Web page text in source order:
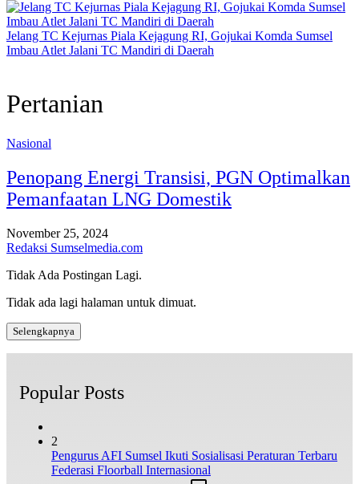
Jelang TC Kejurnas Piala Kejagung RI, Gojukai Komda Sumsel
Imbau Atlet Jalani TC Mandiri di Daerah
Pertanian
Nasional
Penopang Energi Transisi, PGN Optimalkan
Pemanfaatan LNG Domestik
November 25, 2024
Redaksi Sumselmedia.com
Tidak Ada Postingan Lagi.
Tidak ada lagi halaman untuk dimuat.
Selengkapnya
Popular Posts
2
Pengurus AFI Sumsel Ikuti Sosialisasi Peraturan Terbaru
Federasi Floorball Internasional